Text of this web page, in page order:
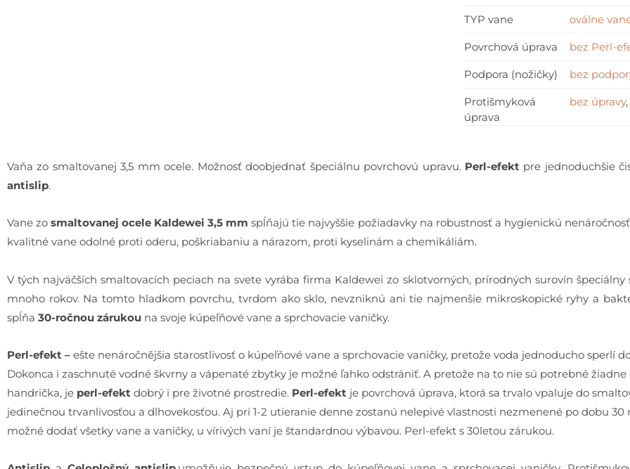
TYP vane oválne
Povrchová úprava bez Perl-
Podpora (nožičky) bez
Protišmyková
úprava
bez úpravy,
Vaňa zo smaltovanej 3,5 mm ocele. Možnosť doobjednať špeciálnu povrchovú upravu. Perl-efekt pre jednoduchšie
antislip.
Vane zosmaltovanej ocele Kaldewei 3,5 mm spĺňajú tie najvyššie požiadavky na robustnosť a hygienickú
kvalitné vane odolné proti oderu, poškriabaniu a nárazom, proti kyselinám a chemikáliám.
V tých najväčších smaltovacích peciach na svete vyrába firma Kaldewei zo sklotvorných, prírodných surovín
mnoho rokov. Na tomto hladkom povrchu, tvrdom ako sklo, nevzniknú ani tie najmenšie mikroskopické ryhy a
spĺňa 30-ročnou zárukou na svoje kúpeľňové vane a sprchovacie vaničky.
Perl-efekt – ešte nenáročnějšia starostlivosť o kúpeľňové vane a sprchovacie vaničky, pretože voda jednoducho sperlí
Dokonca i zaschnuté vodné škvrny a vápenaté zbytky je možné ľahko odstrániť. A pretože na to nie sú potrebné
handrička, je perl-efekt dobrý i pre životné prostredie. Perl-efekt je povrchová úprava, ktorá sa trvalo vpaluje do
jedinečnou trvanlivosťou a dlhovekosťou. Aj pri 1-2 utieranie denne zostanú nelepivé vlastnosti nezmenené po dobu
možné dodať všetky vane a vaničky, u vírivých vaní je štandardnou výbavou. Perl-efekt s 30letou zárukou.